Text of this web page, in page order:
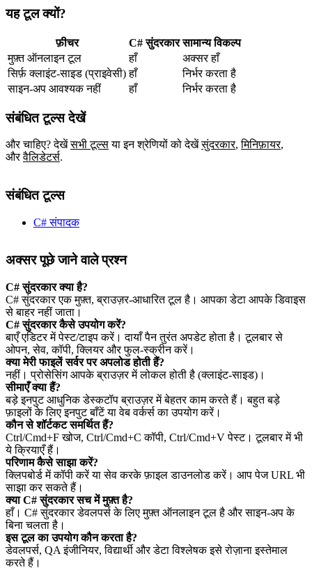
यह टूल क्यों?
फ़ीचर C# सुंदरकार सामान्य विकल्प
मुफ़्त ऑनलाइन टूल
हाँ
अक्सर हाँ
सिर्फ़ क्लाइंट‑साइड (प्राइवेसी) हाँ
निर्भर करता है
साइन‑अप आवश्यक नहीं
हाँ निर्भर करता है
संबंधित टूल्स देखें
और चाहिए? देखें सभी टूल्स या इन श्रेणियों को देखें सुंदरकार,मिनिफ़ायर,
और वैलिडेटर्स.
संबंधित टूल्स
C# संपादक
अक्सर पूछे जाने वाले प्रश्न
C# सुंदरकार क्या है?
C# सुंदरकार एक मुफ़्त, ब्राउज़र‑आधारित टूल है। आपका डेटा आपके डिवाइस
से बाहर नहीं जाता।
C# सुंदरकार कैसे उपयोग करें?
बाएँ एडिटर में पेस्ट/टाइप करें। दायाँ पैन तुरंत अपडेट होता है। टूलबार से
ओपन, सेव, कॉपी, क्लियर और फुल‑स्क्रीन करें।
क्या मेरी फाइलें सर्वर पर अपलोड होती हैं?
नहीं। प्रोसेसिंग आपके ब्राउज़र में लोकल होती है (क्लाइंट‑साइड)।
सीमाएँ क्या हैं?
बड़े इनपुट आधुनिक डेस्कटॉप ब्राउज़र में बेहतर काम करते हैं। बहुत बड़े
फ़ाइलों के लिए इनपुट बाँटें या वेब वर्कर्स का उपयोग करें।
कौन से शॉर्टकट समर्थित हैं?
Ctrl/Cmd+F खोज, Ctrl/Cmd+C कॉपी, Ctrl/Cmd+V पेस्ट। टूलबार में भी
ये क्रियाएँ हैं।
परिणाम कैसे साझा करें?
क्लिपबोर्ड में कॉपी करें या सेव करके फ़ाइल डाउनलोड करें। आप पेज URL भी
साझा कर सकते हैं।
क्या C# सुंदरकार सच में मुफ़्त है?
हाँ। C# सुंदरकार डेवलपर्स के लिए मुफ़्त ऑनलाइन टूल है और साइन‑अप के
बिना चलता है।
इस टूल का उपयोग कौन करता है?
डेवलपर्स, QA इंजीनियर, विद्यार्थी और डेटा विश्लेषक इसे रोज़ाना इस्तेमाल
करते हैं।